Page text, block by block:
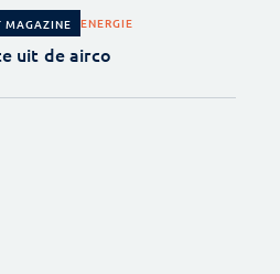
MAGAZINE ENERGIE
uit de airco